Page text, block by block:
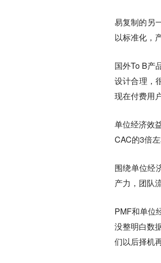
易复制的另
以标准化，
国外To B产
设计合理，
现在付费用
单位经济效
CAC的3倍
围绕单位经
产力，团队
PMF和单位
没整明白数
们以后择机